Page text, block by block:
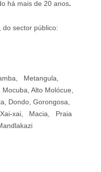
há mais de 20 anos.
do sector público:
Metangula,
Alto Molócue,
Dondo, Gorongosa,
Xai-xai, Macia, Praia